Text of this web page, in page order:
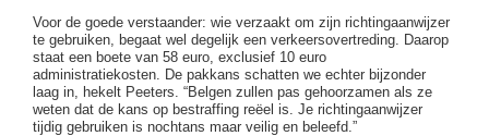
Voor de goede verstaander: wie verzaakt om zijn richtingaanwijzer
te gebruiken, begaat wel degelijk een verkeersovertreding. Daarop
staat een boete van 58 euro, exclusief 10 euro
administratiekosten. De pakkans schatten we echter bijzonder
laag in, hekelt Peeters. “Belgen zullen pas gehoorzamen als ze
weten dat de kans op bestraffing reëel is. Je richtingaanwijzer
tijdig gebruiken is nochtans maar veilig en beleefd.”